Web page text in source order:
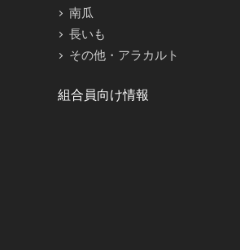
南瓜
長いも
その他・アラカルト
組合員向け情報